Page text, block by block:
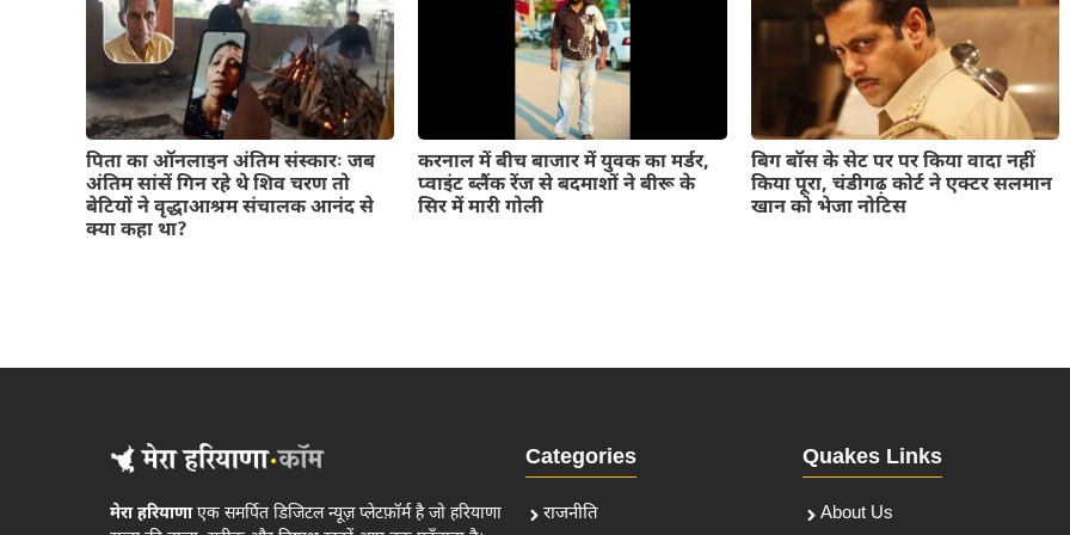
पिता का ऑनलाइन अंतिम संस्कारः जब
अंतिम सांसें गिन रहे थे शिव चरण तो
बेटियों ने वृद्धाआश्रम संचालक आनंद से
क्या कहा था?
करनाल में बीच बाजार में युवक का मर्डर,
प्वाइंट ब्लैंक रेंज से बदमाशों ने बीरू के
सिर में मारी गोली
बिग बॉस के सेट पर पर किया वादा नहीं
किया पूरा, चंडीगढ़ कोर्ट ने एक्टर सलमान
खान को भेजा नोटिस
मेरा हरियाणाएक समर्पित डिजिटल न्यूज़ प्लेटफ़ॉर्म है जो हरियाणा
Categories
राजनीति
Quakes Links
About Us